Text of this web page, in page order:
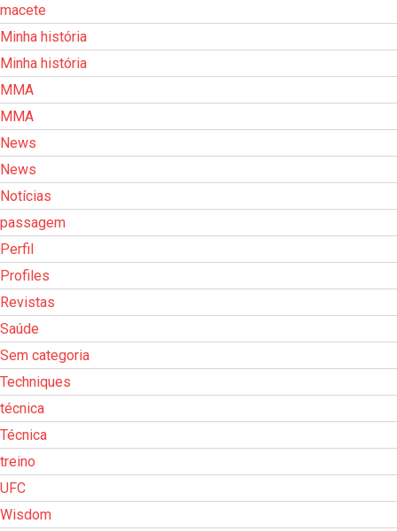
macete
Minha história
Minha história
MMA
MMA
News
News
Notícias
passagem
Perfil
Profiles
Revistas
Saúde
Sem categoria
Techniques
técnica
Técnica
treino
UFC
Wisdom